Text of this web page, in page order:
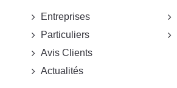
Entreprises
Particuliers
Avis Clients
Actualités